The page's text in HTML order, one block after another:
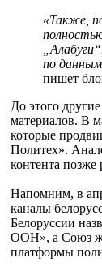
«Также,
по
пишет
До этого
материалов. В
которые
Политех».
контента позже
Напомним, в
каналы
Белоруссии
ООН», а Союз
платформы